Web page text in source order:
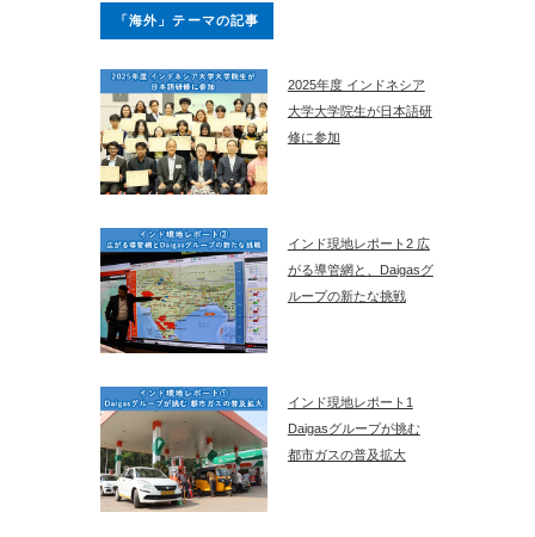
「海外」テーマの記事
2025年度 インドネシア
大学大学院生が日本語研
修に参加
インド現地レポート2 広
がる導管網と、Daigasグ
ループの新たな挑戦
インド現地レポート1
Daigasグループが挑む
都市ガスの普及拡大